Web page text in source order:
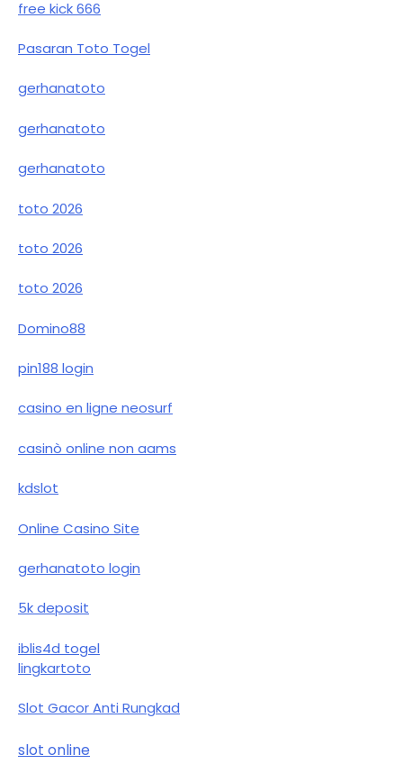
free kick 666
Pasaran Toto Togel
gerhanatoto
gerhanatoto
gerhanatoto
toto 2026
toto 2026
toto 2026
Domino88
pin188 login
casino en ligne neosurf
casinò online non aams
kdslot
Online Casino Site
gerhanatoto login
5k deposit
iblis4d togel
lingkartoto
Slot Gacor Anti Rungkad
slot online